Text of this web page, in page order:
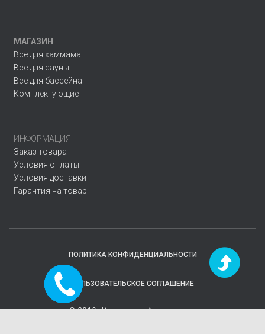
МАГАЗИН
Все для хаммама
Все для сауны
Все для бассейна
Комплектующие
ИНФОРМАЦИЯ
Заказ товара
Условия оплаты
Условия доставки
Гарантия на товар
ПОЛИТИКА КОНФИДЕНЦИАЛЬНОСТИ
ПОЛЬЗОВАТЕЛЬСКОЕ СОГЛАШЕНИЕ
© 2019 | Компания«Аквавектор»
Заказать
звонок